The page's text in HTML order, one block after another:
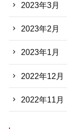
2023年3月
2023年2月
2023年1月
2022年12月
2022年11月